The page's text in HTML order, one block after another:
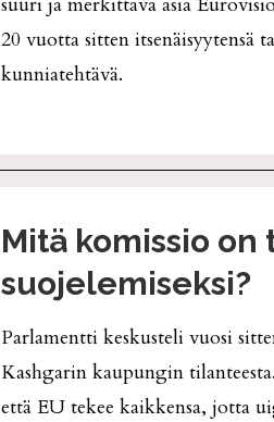
20 vuotta sitten itsenäisyytensä
kunniatehtävä.
Mitä komissio
suojelemiseksi?
Parlamentti keskusteli vuosi
Kashgarin kaupungin
että EU tekee kaikkensa, jotta